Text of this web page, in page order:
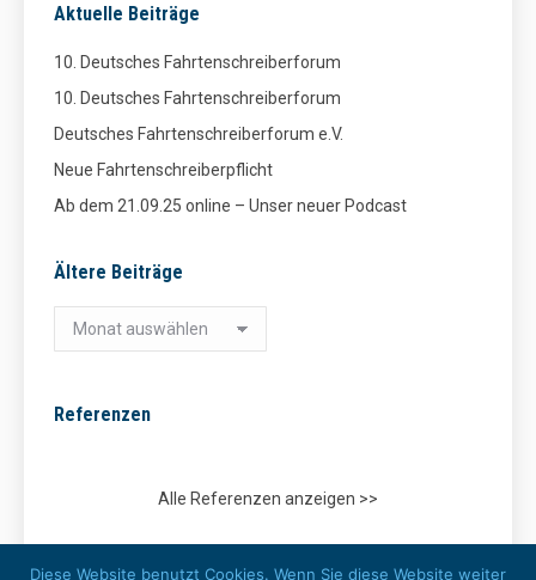
Aktuelle Beiträge
10. Deutsches Fahrtenschreiberforum
10. Deutsches Fahrtenschreiberforum
Deutsches Fahrtenschreiberforum e.V.
Neue Fahrtenschreiberpflicht
Ab dem 21.09.25 online – Unser neuer Podcast
Ältere Beiträge
Ältere
Beiträge
Referenzen
Alle Referenzen anzeigen >>
Kooperationspartner
Diese Website benutzt Cookies. Wenn Sie diese Website weiter